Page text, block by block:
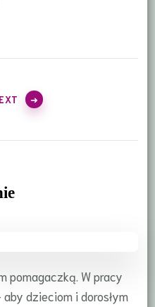
pomagaczką. W pracy
dzieciom i dorosłym